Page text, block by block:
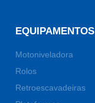
EQUIPAMENTOS
Motoniveladora
Rolos
Retroescavadeiras